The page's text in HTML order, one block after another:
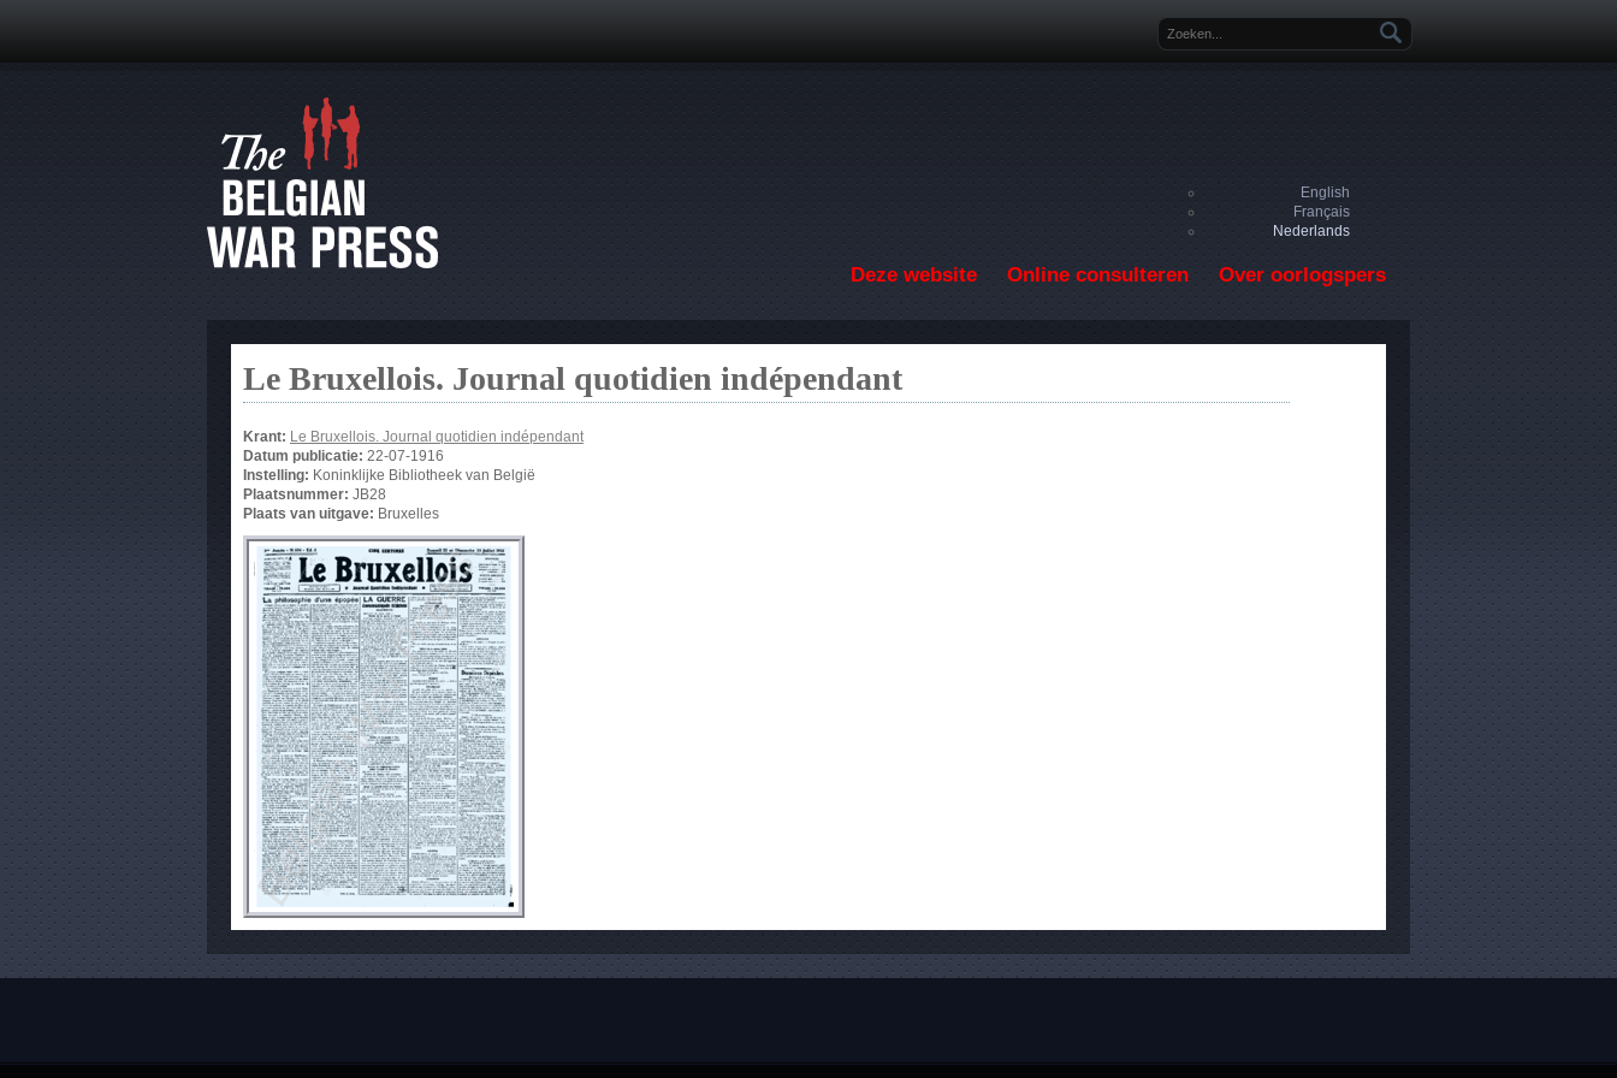
Zoekveld
English
Français
Nederlands
Deze website Online consulteren Over oorlogspers
Le Bruxellois. Journal quotidien indépendant
Krant: Le Bruxellois. Journal quotidien indépendant
Datum publicatie: 22-07-1916
Instelling: Koninklijke Bibliotheek van België
Plaatsnummer: JB28
Plaats van uitgave: Bruxelles